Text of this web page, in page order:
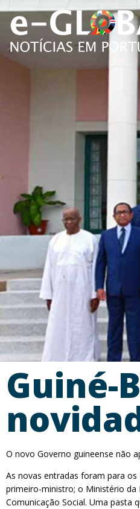
Guiné-
O novo Governo guineense não
As novas entradas foram para
primeiro-ministro; o Ministério
Comunicação Social. Uma pasta